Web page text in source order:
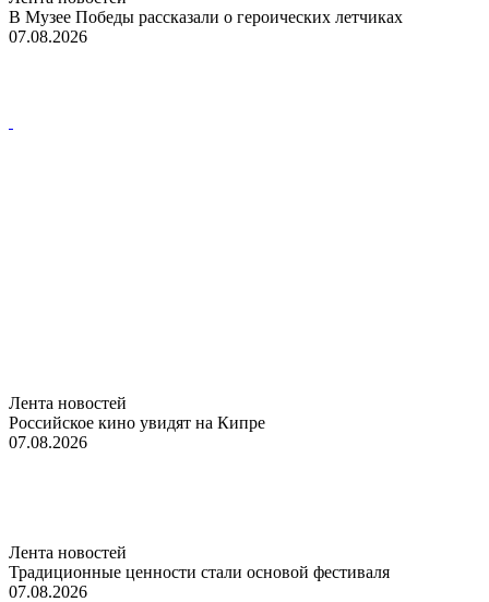
В Музее Победы рассказали о героических летчиках
07.08.2026
Лента новостей
Российское кино увидят на Кипре
07.08.2026
Лента новостей
Традиционные ценности стали основой фестиваля
07.08.2026